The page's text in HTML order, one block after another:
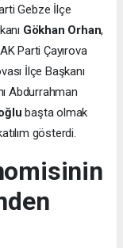
Gebze İlçe
Gökhan Orhan,
Parti Çayırova
İlçe Başkanı
Abdurrahman
başta olmak
gösterdi.